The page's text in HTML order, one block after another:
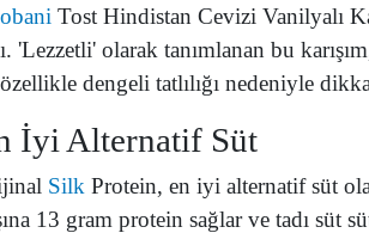
Tost Hindistan Cevizi Vanilyalı
'Lezzetli' olarak tanımlanan bu
dengeli tatlılığı nedeniyle
İyi Alternatif Süt
Silk Protein, en iyi alternatif süt
13 gram protein sağlar ve tadı süt